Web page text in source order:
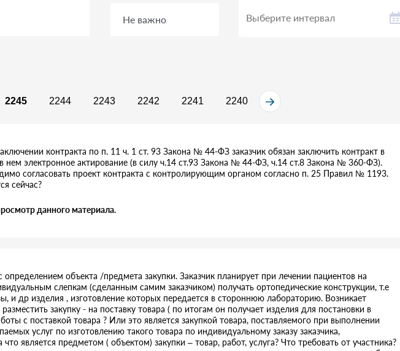
2245 2244 2243 2242 2241 2240
контракта по п. 11 ч. 1 ст. 93 Закона № 44-ФЗ заказчик обязан заключить контракт в
нем электронное актирование (в силу ч.14 ст.93 Закона № 44-ФЗ, ч.14 ст.8 Закона № 360-ФЗ).
согласовать проект контракта с контролирующим органом согласно п. 25 Правил № 1193.
сейчас?
данного материала.
объекта /предмета закупки. Заказчик планирует при лечении пациентов на
слепкам (сделанным самим заказчиком) получать ортопедические конструкции, т.е
и др изделия , изготовление которых передается в стороннюю лабораторию. Возникает
закупку - на поставку товара ( по итогам он получает изделия для постановки в
с поставкой товара ? Или это является закупкой товара, поставляемого при выполнении
услуг по изготовлению такого товара по индивидуальному заказу заказчика,
является предметом ( объектом) закупки – товар, работ, услуга? Что требовать от участника?